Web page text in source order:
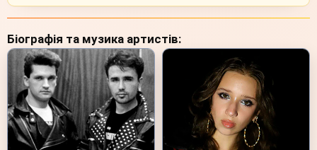
Біографія та музика артистів: